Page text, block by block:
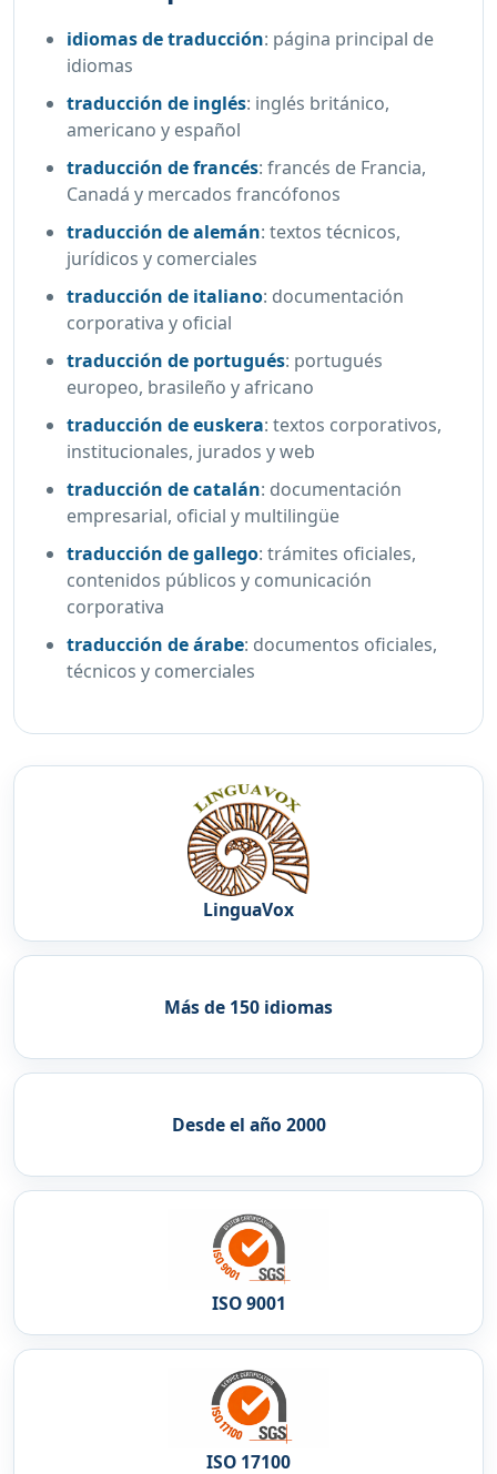
idiomas de traducción: página principal de
idiomas
traducción de inglés: inglés británico,
americano y español
traducción de francés:francés de Francia,
Canadá y mercados francófonos
traducción de alemán:textos técnicos,
jurídicos y comerciales
traducción de italiano: documentación
corporativa y oficial
traducción de portugués: portugués
europeo, brasileño y africano
traducción de euskera:textos corporativos,
institucionales, jurados y web
traducción de catalán: documentación
empresarial, oficial y multilingüe
traducción de gallego:trámites oficiales,
contenidos públicos y comunicación
corporativa
traducción de árabe: documentos oficiales,
técnicos y comerciales
LinguaVox
Más de 150 idiomas
Desde el año 2000
ISO 9001
ISO 17100